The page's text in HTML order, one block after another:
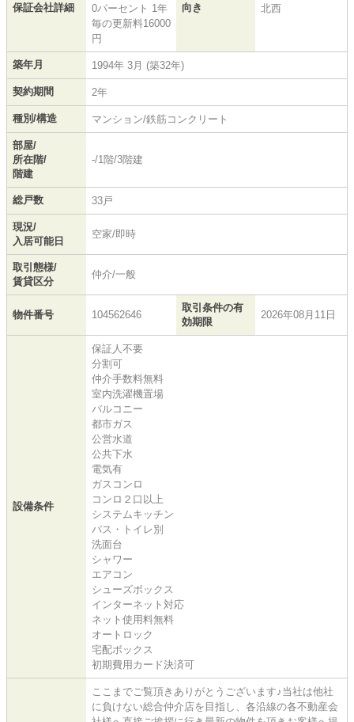
保証会社詳細
0パーセント 1年
毎の更新料16000
円
向き 北西
築年月 1994年 3月 (築32年)
契約期間 2年
種別/構造 マンション/鉄筋コンクリート
部屋/
所在階/
階建
-/1階/3階建
総戸数 33戸
現況/
入居可能日
空家/即時
取引態様/
賃貸区分
仲介/一般
物件番号 104562646
取引条件の有
効期限
2026年08月11日
設備条件
保証人不要
分割可
仲介手数料無料
室内洗濯機置場
バルコニー
都市ガス
公営水道
公共下水
電気有
ガスコンロ
コンロ２口以上
システムキッチン
バス・トイレ別
洗面台
シャワー
エアコン
シューズボックス
インターネット対応
ネット使用料無料
オートロック
宅配ボックス
初期費用カード決済可
ここまでご覧頂きありがとうございます♪当社は他社
に負けない総合仲介店を目指し、各沿線の各不動産会